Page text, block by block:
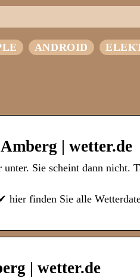
ANDROID
| wetter.de
Sie scheint dann nicht.
finden Sie alle
| wetter.de